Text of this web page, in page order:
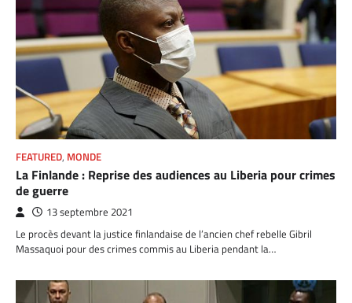
FEATURED, MONDE
La Finlande : Reprise des audiences au Liberia pour crimes
de guerre
13 septembre 2021
Le procès devant la justice finlandaise de l’ancien chef rebelle Gibril
Massaquoi pour des crimes commis au Liberia pendant la…